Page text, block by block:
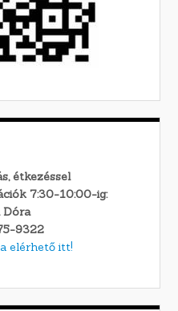
étkezéssel
7:30-10:00-ig:
Dóra
9322
elérhető itt!